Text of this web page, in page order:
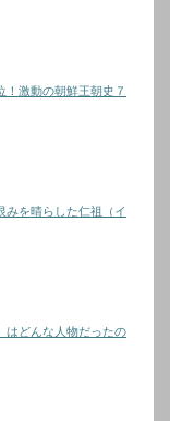
！激動の朝鮮王朝史７
みを晴らした仁祖（イ
はどんな人物だったの